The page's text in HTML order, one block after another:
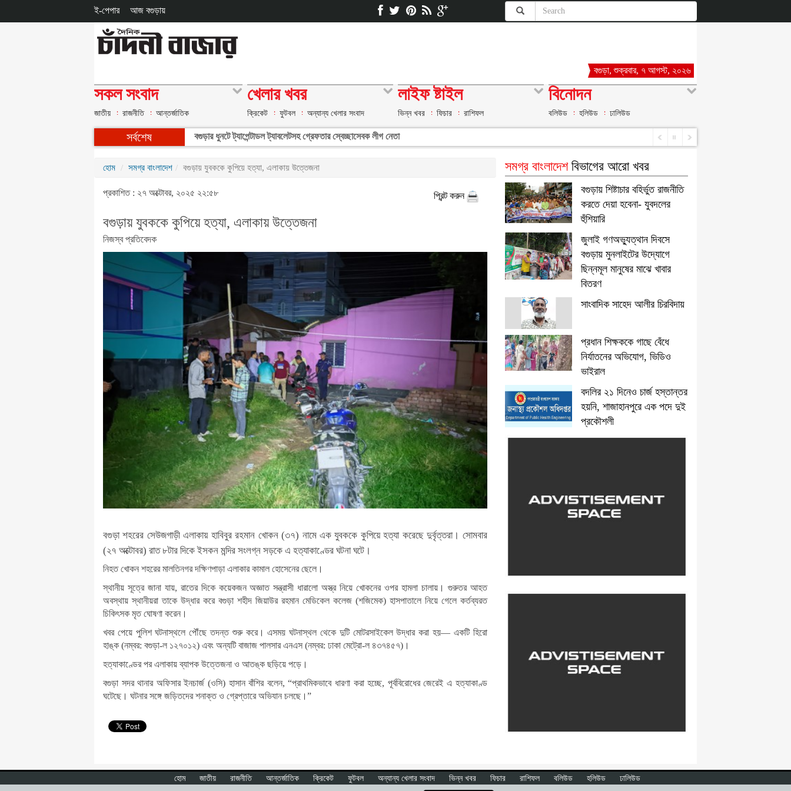
ই-পেপার আজ বগুড়ায়
বগুড়া, শুক্রবার, ৭ আগস্ট, ২০২৬
সকল সংবাদ
জাতীয় রাজনীতি আন্তর্জাতিক
খেলার খবর
ক্রিকেট ফুটবল অন্যান্য খেলার সংবাদ
লাইফ ষ্টাইল
ভিন্ন খবর ফিচার রাশিফল
বিনোদন
বলিউড হলিউড ঢালিউড
সর্বশেষ বগুড়ার ধুনটে ট্যাপেন্টাডল ট্যাবলেটসহ গ্রেফতার স্বেচ্ছাসেবক লীগ নেতা
হোম সমগ্র বাংলাদেশ বগুড়ায় যুবককে কুপিয়ে হত্যা, এলাকায় উত্তেজনা
প্রকাশিত : ২৭ অক্টোবর, ২০২৫ ২২:৫৮ প্রিন্ট করুন
বগুড়ায় যুবককে কুপিয়ে হত্যা, এলাকায় উত্তেজনা
নিজস্ব প্রতিবেদক
বগুড়া শহরের সেউজগাড়ী এলাকায় হাবিবুর রহমান খোকন (৩৭) নামে এক যুবককে কুপিয়ে হত্যা করেছে দুর্বৃত্তরা। সোমবার
(২৭ অক্টোবর) রাত ৮টার দিকে ইসকন মন্দির সংলগ্ন সড়কে এ হত্যাকাণ্ডের ঘটনা ঘটে।
নিহত খোকন শহরের মালতিনগর দক্ষিণপাড়া এলাকার কামাল হোসেনের ছেলে।
স্থানীয় সূত্রে জানা যায়, রাতের দিকে কয়েকজন অজ্ঞাত সন্ত্রাসী ধারালো অস্ত্র নিয়ে খোকনের ওপর হামলা চালায়। গুরুতর আহত
অবস্থায় স্থানীয়রা তাকে উদ্ধার করে বগুড়া শহীদ জিয়াউর রহমান মেডিকেল কলেজ (শজিমেক) হাসপাতালে নিয়ে গেলে কর্তব্যরত
চিকিৎসক মৃত ঘোষণা করেন।
খবর পেয়ে পুলিশ ঘটনাস্থলে পৌঁছে তদন্ত শুরু করে। এসময় ঘটনাস্থল থেকে দুটি মোটরসাইকেল উদ্ধার করা হয়— একটি হিরো
হাঙ্ক (নম্বর: বগুড়া-ল ১২৭০১২) এবং অন্যটি বাজাজ পালসার এনএস (নম্বর: ঢাকা মেট্রো-ল ৪৩৭৪৫৭)।
হত্যাকাণ্ডের পর এলাকায় ব্যাপক উত্তেজনা ও আতঙ্ক ছড়িয়ে পড়ে।
বগুড়া সদর থানার অফিসার ইনচার্জ (ওসি) হাসান বাঁশির বলেন, “প্রাথমিকভাবে ধারণা করা হচ্ছে, পূর্ববিরোধের জেরেই এ হত্যাকাণ্ড
ঘটেছে। ঘটনার সঙ্গে জড়িতদের শনাক্ত ও গ্রেপ্তারে অভিযান চলছে।”
সমগ্র বাংলাদেশবিভাগের আরো খবর
বগুড়ায় শিষ্টাচার বহির্ভুত রাজনীতি
করতে দেয়া হবেনা- যুবদলের
হুঁশিয়ারি
জুলাই গণঅভ্যুত্থান দিবসে
বগুড়ায় মুনলাইটের উদ্যোগে
ছিন্নমূল মানুষের মাঝে খাবার
বিতরণ
সাংবাদিক সাহেদ আলীর চিরবিদায়
প্রধান শিক্ষককে গাছে বেঁধে
নির্যাতনের অভিযোগ, ভিডিও
ভাইরাল
বদলির ২১ দিনেও চার্জ হস্তান্তর
হয়নি, শাজাহানপুরে এক পদে দুই
প্রকৌশলী
হোম জাতীয় রাজনীতি আন্তর্জাতিক ক্রিকেট ফুটবল অন্যান্য খেলার সংবাদ ভিন্ন খবর ফিচার রাশিফল বলিউড হলিউড ঢালিউড